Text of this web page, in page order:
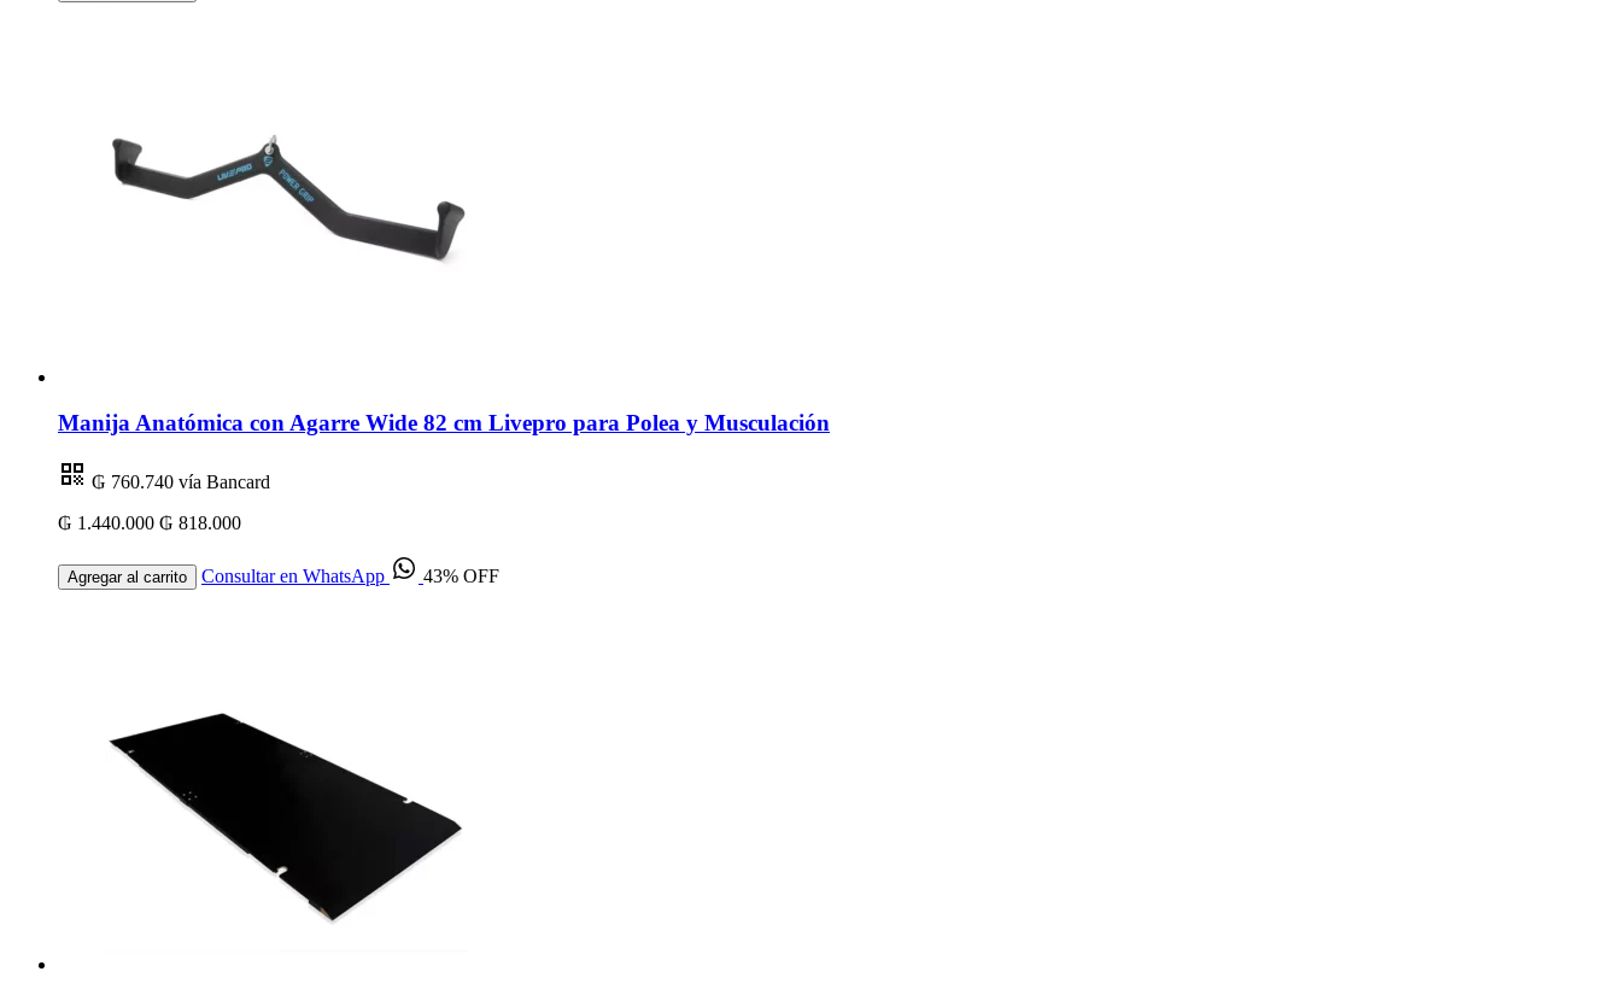
Manija Anatómica con Agarre Wide 82 cm Livepro para Polea y Musculación
₲ 760.740 vía Bancard
₲ 1.440.000 ₲ 818.000
Agregar al carrito Consultar en WhatsApp 43% OFF